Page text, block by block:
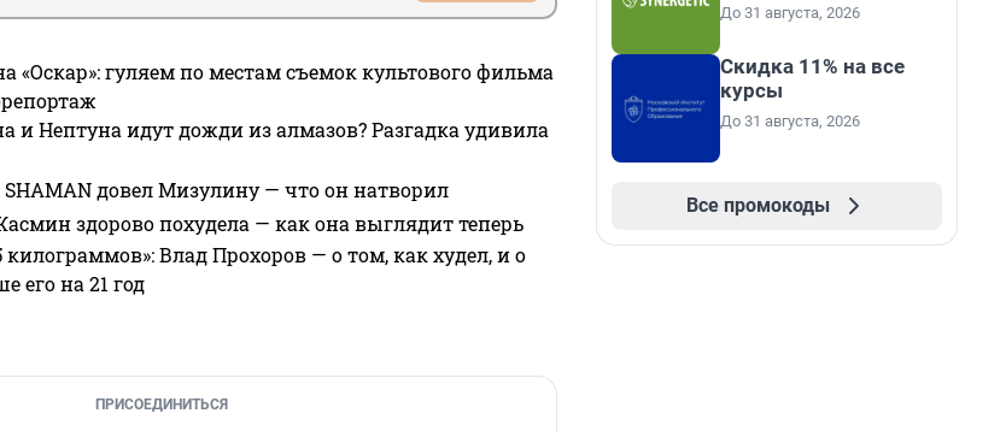
«Оскар»: гуляем по местам съемок культового фильма
и Нептуна идут дожди из алмазов? Разгадка удивила
SHAMAN довел Мизулину — что он натворил
здорово похудела — как она выглядит теперь
килограммов»: Влад Прохоров — о том, как худел, и о
его на 21 год
ПРИСОЕДИНИТЬСЯ
До 31 августа, 2026
Скидка 11% на все
курсы
До 31 августа, 2026
Все промокоды